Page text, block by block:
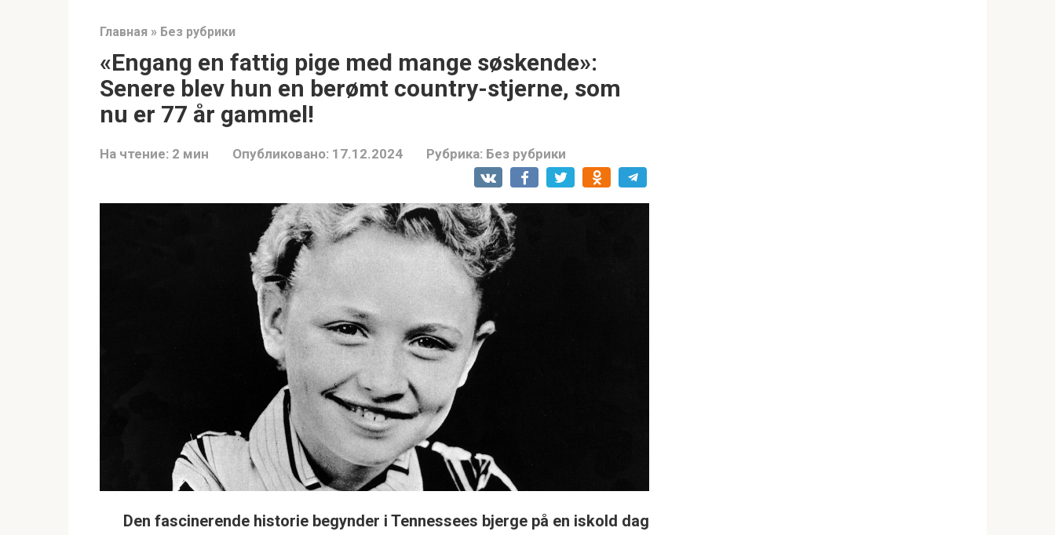
Главная » Без рубрики
«Engang en fattig pige med mange søskende»:
Senere blev hun en berømt country-stjerne, som
nu er 77 år gammel!
На чтение: 2 мин Опубликовано: 17.12.2024 Рубрика: Без рубрики
Den fascinerende historie begynder i Tennessees bjerge på en iskold dag